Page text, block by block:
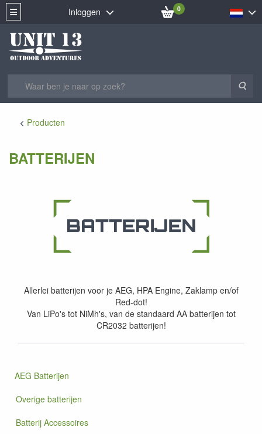
Inloggen 0
Producten
BATTERIJEN
Allerlei batterijen voor je AEG, HPA Engine, Zaklamp en/of
Red-dot!
Van LiPo's tot NiMh's, van de standaard AA batterijen tot
CR2032 batterijen!
AEG Batterijen
Overige batterijen
Batterij Accessoires